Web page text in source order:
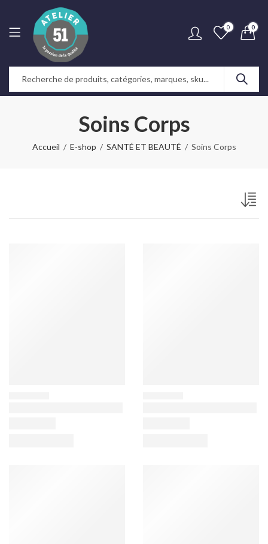
0 0
Soins Corps
Accueil E-shop SANTÉ ET BEAUTÉ Soins Corps